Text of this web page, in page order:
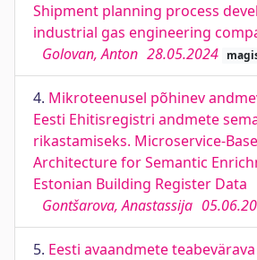
Shipment planning process
industrial gas engineering
Golovan, Anton 28.05.2024
4. Mikroteenusel põhinev
Eesti Ehitisregistri andmete
rikastamiseks. Microservice-
Architecture for Semantic
Estonian Building Register Data
Gontšarova, Anastassija
5. Eesti avaandmete